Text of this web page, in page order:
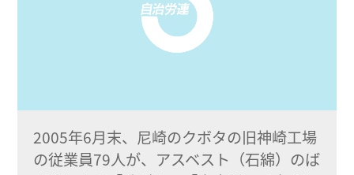
2005年6月末、尼崎のクボタの旧神崎工場
の従業員79人が、アスベスト（石綿）のば